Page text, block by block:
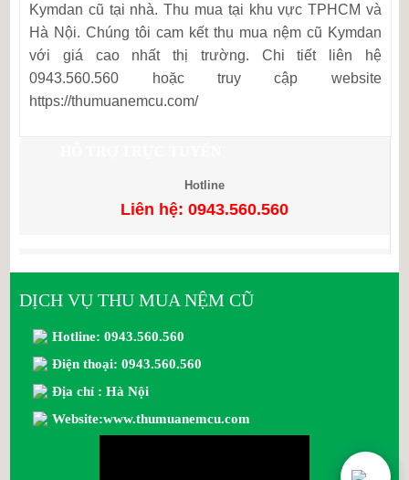
Kymdan cũ tại nhà. Thu mua tại khu vực TPHCM và
Hà Nội. Chúng tôi cam kết thu mua nệm cũ Kymdan
với giá cao nhất thị trường. Chi tiết liên hệ
0943.560.560 hoặc truy cập website
https://thumuanemcu.com/
Hotline
Liên hệ: 0943.560.560
DỊCH VỤ THU MUA NỆM CŨ
Hotline: 0943.560.560
Điện thoại: 0943.560.560
Địa chỉ : Hà Nội
Website:www.thumuanemcu.com